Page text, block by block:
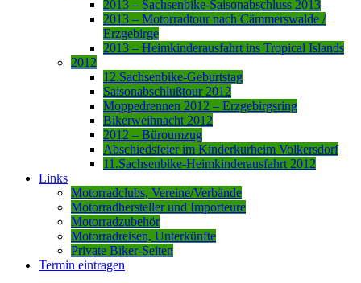
2013 – Sachsenbike-Saisonabschluss 2013
2013 – Motorradtour nach Cämmerswalde /
Erzgebirge
2013 – Heimkinderausfahrt ins Tropical Islands
2012
12.Sachsenbike-Geburtstag
Saisonabschlußtour 2012
Moppedrennen 2012 – Erzgebirgsring
Bikerweihnacht 2012
2012 – Büroumzug
Abschiedsfeier im Kinderkurheim Volkersdorf
11.Sachsenbike-Heimkinderausfahrt 2012
Links
Motorradclubs, Vereine/Verbände
Motorradhersteller und Importeure
Motorradzubehör
Motorradreisen, Unterkünfte
Private Biker-Seiten
Termin eintragen